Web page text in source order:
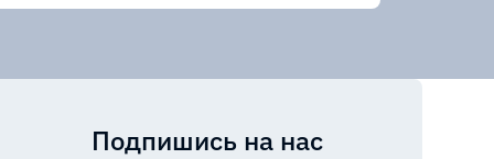
Подпишись на нас